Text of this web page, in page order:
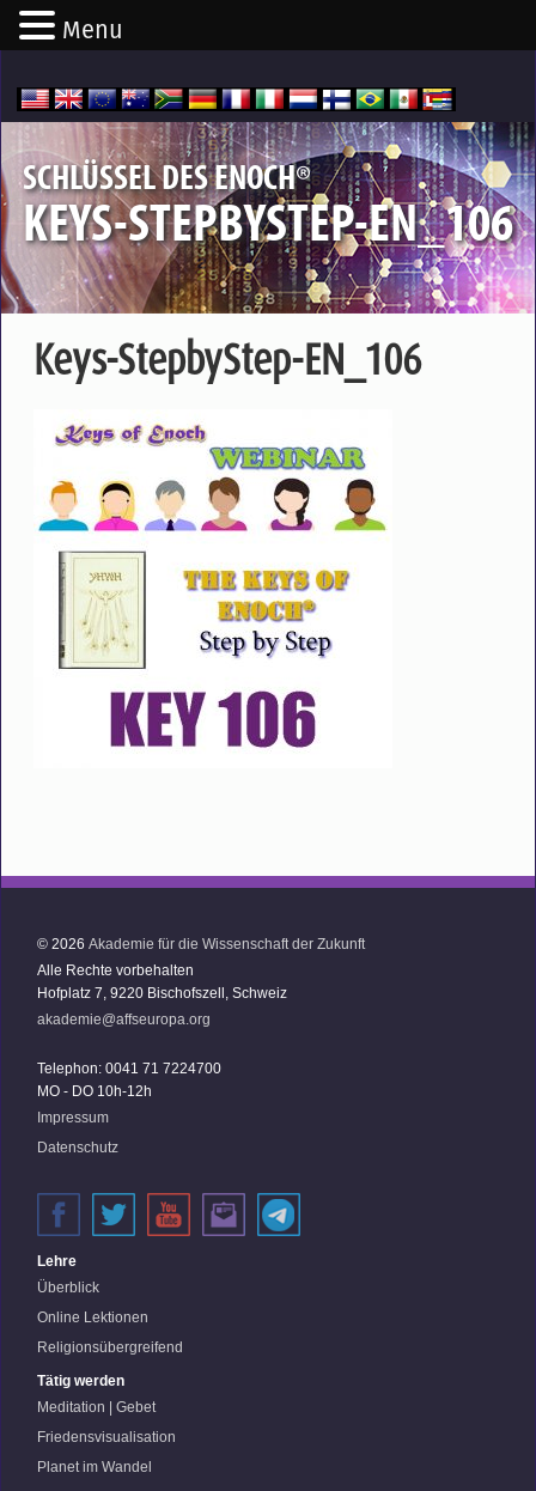
SCHLÜSSEL DES ENOCH®
KEYS-STEPBYSTEP-EN_106
Keys-StepbyStep-EN_106
© 2026 Akademie für die Wissenschaft der Zukunft
Alle Rechte vorbehalten
Hofplatz 7, 9220 Bischofszell, Schweiz
akademie@affseuropa.org
Telephon: 0041 71 7224700
MO - DO 10h-12h
Impressum
Datenschutz
Lehre
Überblick
Online Lektionen
Religionsübergreifend
Tätig werden
Meditation | Gebet
Friedensvisualisation
Planet im Wandel
Menu